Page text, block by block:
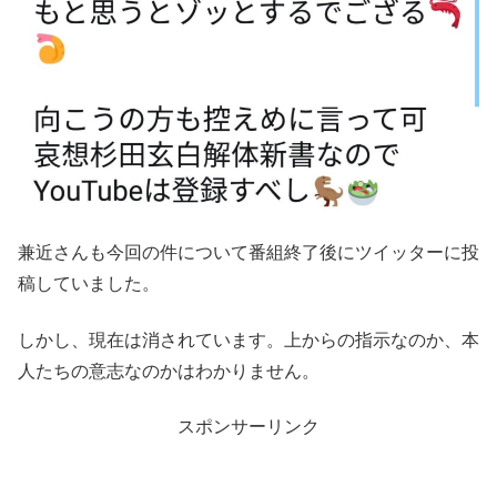
兼近さんも今回の件について番組終了後にツイッターに投
稿していました。
しかし、現在は消されています。上からの指示なのか、本
人たちの意志なのかはわかりません。
スポンサーリンク